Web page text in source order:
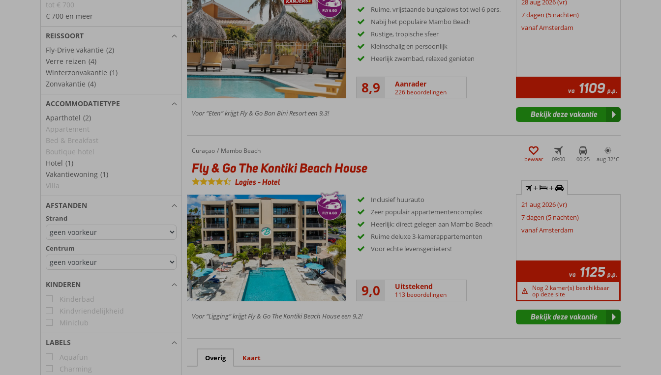
tot € 700
€ 700 en meer
REISSOORT
Fly-Drive vakantie (2)
Verre reizen (4)
Winterzonvakantie (1)
Zonvakantie (4)
ACCOMMODATIETYPE
Aparthotel (2)
Appartement
Bed & Breakfast
Boutique hotel
Hotel (1)
Vakantiewoning (1)
Villa
AFSTANDEN
Strand
Centrum
KINDEREN
Kinderbad
Kindvriendelijkheid
Miniclub
LABELS
Aquafun
Charming
Ruime, vrijstaande bungalows tot wel 6 pers.
Nabij het populaire Mambo Beach
Rustige, tropische sfeer
Kleinschalig en persoonlijk
Heerlijk zwembad, relaxed genieten
8,9 Aanrader
226 beoordelingen
28 aug 2026 (vr)
7 dagen (5 nachten)
vanaf Amsterdam
va 1109 p.p.
Voor “Eten” krijgt Fly & Go Bon Bini Resort een 9,3! Bekijk deze vakantie
Home
Curaçao Mambo Beach
Fly & Go The Kontiki Beach House
Fly & Go The Kontiki Beach House
Logies-Hotel
bewaar 09:00 00:25 aug 32°C
Inclusief huurauto
Zeer populair appartementencomplex
Heerlijk: direct gelegen aan Mambo Beach
Ruime deluxe 3-kamerappartementen
Voor echte levensgenieters!
9,0 Uitstekend
113 beoordelingen
+ +
21 aug 2026 (vr)
7 dagen (5 nachten)
vanaf Amsterdam
va 1125 p.p.
Nog 2 kamer(s) beschikbaar
op deze site
Voor “Ligging” krijgt Fly & Go The Kontiki Beach House een 9,2! Bekijk deze vakantie
Overig Kaart